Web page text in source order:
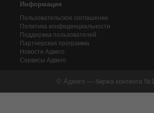
Информация
Пользовательское соглашение
Политика конфиденциальности
Поддержка пользователей
Партнерская программа
Новости Адвего
Сервисы Адвего
© Адвего — биржа контента